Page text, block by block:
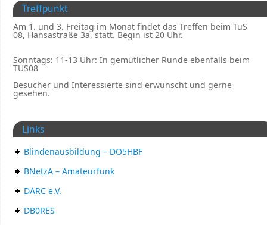
Treffpunkt
Am 1. und 3. Freitag im Monat findet das Treffen beim TuS
08, Hansastraße 3a, statt. Begin ist 20 Uhr.
Sonntags: 11-13 Uhr: In gemütlicher Runde ebenfalls beim
TUS08
Besucher und Interessierte sind erwünscht und gerne
gesehen.
Links
Blindenausbildung – DO5HBF
BNetzA – Amateurfunk
DARC e.V.
DB0RES